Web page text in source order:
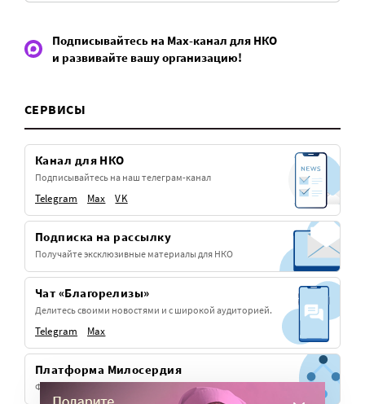
Подписывайтесь на Max-канал для НКО
и развивайте вашу организацию!
СЕРВИСЫ
Канал для НКО
Подписывайтесь на наш телеграм-канал
Telegram Max VK
Подписка на рассылку
Получайте эксклюзивные материалы для НКО
Чат «Благорелизы»
Делитесь своими новостями и с широкой аудиторией.
Telegram Max
Платформа Милосердия
Фандрайзинг для церковных НКО